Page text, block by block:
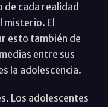
de cada realidad
misterio. El
esto también de
entre sus
la adolescencia.
Los adolescentes